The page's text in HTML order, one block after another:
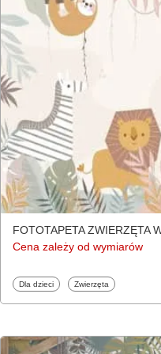
FOTOTAPETA ZWIERZĘTA
Cena zależy od wymiarów
Fototapety
Dla dzieci Fototapety
Zwierzęta